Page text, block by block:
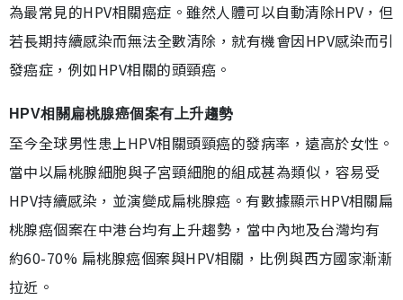
為最常見的HPV相關癌症。雖然人體可以自動清除HPV，但
若長期持續感染而無法全數清除，就有機會因HPV感染而引
發癌症，例如HPV相關的頭頸癌。
HPV相關扁桃腺癌個案有上升趨勢
至今全球男性患上HPV相關頭頸癌的發病率，遠高於女性。
當中以扁桃腺細胞與子宮頸細胞的組成甚為類似，容易受
HPV持續感染，並演變成扁桃腺癌。有數據顯示HPV相關扁
桃腺癌個案在中港台均有上升趨勢，當中內地及台灣均有
約60-70% 扁桃腺癌個案與HPV相關，比例與西方國家漸漸
拉近。